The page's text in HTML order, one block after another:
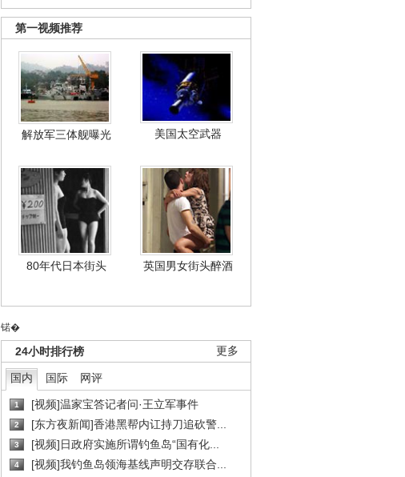
第一视频推荐
解放军三体舰曝光 美国太空武器
80年代日本街头 英国男女街头醉酒
锘�
更多
24小时排行榜
国内 国际 网评
1 [视频]温家宝答记者问·王立军事件
2 [东方夜新闻]香港黑帮内讧持刀追砍警...
3 [视频]日政府实施所谓钓鱼岛“国有化...
4 [视频]我钓鱼岛领海基线声明交存联合...